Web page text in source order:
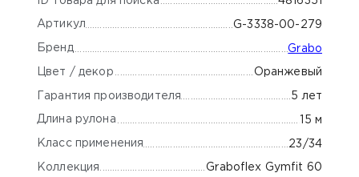
Артикул G-3338-00-279
Бренд Grabo
Цвет / декор Оранжевый
Гарантия производителя 5 лет
Длина рулона 15 м
Класс применения 23/34
Коллекция Graboflex Gymfit 60